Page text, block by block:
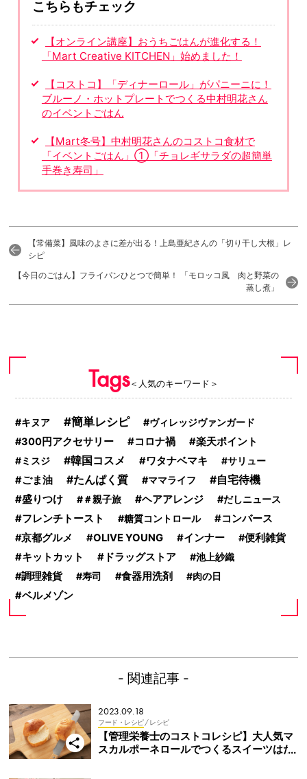
こちらもチェック
【オンライン講座】おうちごはんが進化する！
「Mart Creative KITCHEN」始めました！
【コストコ】「ディナーロール」がパニーニに！
ブルーノ・ホットプレートでつくる中村明花さん
のイベントごはん
【Mart冬号】中村明花さんのコストコ食材で
「イベントごはん」①「チョレギサラダの超簡単
手巻き寿司」
【常備菜】風味のよさに差が出る！上島亜紀さんの「切り干し大根」レ
シピ
【今日のごはん】フライパンひとつで簡単！ 「モロッコ風 肉と野菜の
蒸し煮」
Tags＜人気のキーワード＞
キヌア 簡単レシピ ヴィレッジヴァンガード
300円アクセサリー コロナ禍 楽天ポイント
ミスジ 韓国コスメ ワタナベマキ サリュー
ごま油 たんぱく質 ママライフ
自宅待機
盛りつけ
＃親子旅 ヘアアレンジ だしニュース
フレンチトースト 糖質コントロール
コンバース
京都グルメ
OLIVE YOUNG インナー
便利雑貨
キットカット
ドラッグストア 池上紗織
調理雑貨 寿司 食器用洗剤 肉の日
ベルメゾン
- 関連記事 -
2023.09.18
フード・レシピ/ レシピ
【管理栄養士のコストコレシピ】大人気マ
スカルポーネロールでつくるスイーツはた